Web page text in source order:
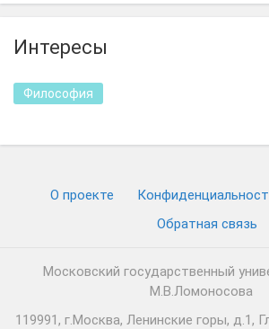
Интересы
Философия
О проекте
Обратная связь
Московский государственный
М.В.Ломоносова
119991, г.Москва, Ленинские горы, д.1,